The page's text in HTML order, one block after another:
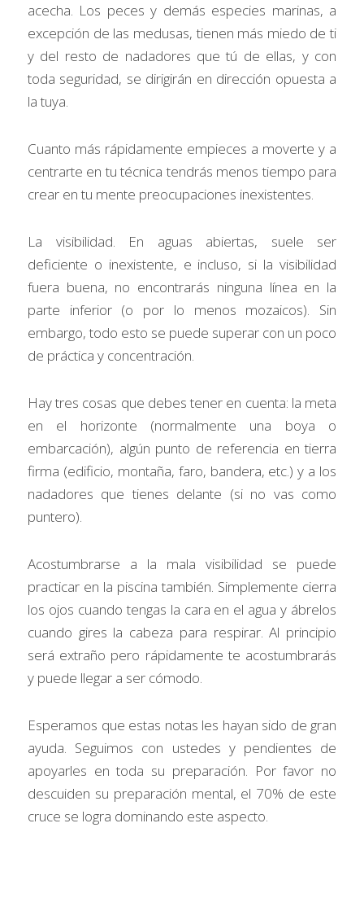
acecha. Los peces y demás especies marinas, a
excepción de las medusas, tienen más miedo de ti
y del resto de nadadores que tú de ellas, y con
toda seguridad, se dirigirán en dirección opuesta a
la tuya.
Cuanto más rápidamente empieces a moverte y a
centrarte en tu técnica tendrás menos tiempo para
crear en tu mente preocupaciones inexistentes.
La visibilidad. En aguas abiertas, suele ser
deficiente o inexistente, e incluso, si la visibilidad
fuera buena, no encontrarás ninguna línea en la
parte inferior (o por lo menos mozaicos). Sin
embargo, todo esto se puede superar con un poco
de práctica y concentración.
Hay tres cosas que debes tener en cuenta: la meta
en el horizonte (normalmente una boya o
embarcación), algún punto de referencia en tierra
firma (edificio, montaña, faro, bandera, etc.) y a los
nadadores que tienes delante (si no vas como
puntero).
Acostumbrarse a la mala visibilidad se puede
practicar en la piscina también. Simplemente cierra
los ojos cuando tengas la cara en el agua y ábrelos
cuando gires la cabeza para respirar. Al principio
será extraño pero rápidamente te acostumbrarás
y puede llegar a ser cómodo.
Esperamos que estas notas les hayan sido de gran
ayuda. Seguimos con ustedes y pendientes de
apoyarles en toda su preparación. Por favor no
descuiden su preparación mental, el 70% de este
cruce se logra dominando este aspecto.